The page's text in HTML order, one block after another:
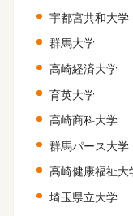
宇都宮共和大学
群馬大学
高崎経済大学
育英大学
高崎商科大学
群馬パース大学
高崎健康福祉大
埼玉県立大学